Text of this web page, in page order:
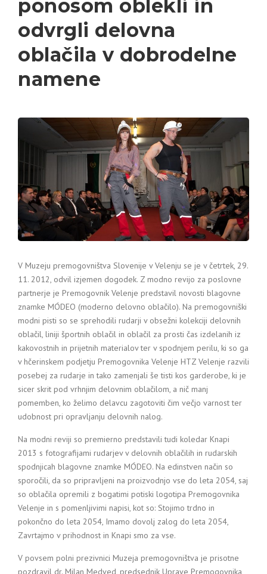
ponosom oblekli in
odvrgli delovna
oblačila v dobrodelne
namene
V Muzeju premogovništva Slovenije v Velenju se je v četrtek, 29.
11. 2012, odvil izjemen dogodek. Z modno revijo za poslovne
partnerje je Premogovnik Velenje predstavil novosti blagovne
znamke MÓDEO (moderno delovno oblačilo). Na premogovniški
modni pisti so se sprehodili rudarji v obsežni kolekciji delovnih
oblačil, liniji športnih oblačil in oblačil za prosti čas izdelanih iz
kakovostnih in prijetnih materialov ter v spodnjem perilu, ki so ga
v hčerinskem podjetju Premogovnika Velenje HTZ Velenje razvili
posebej za rudarje in tako zamenjali še tisti kos garderobe, ki je
sicer skrit pod vrhnjim delovnim oblačilom, a nič manj
pomemben, ko želimo delavcu zagotoviti čim večjo varnost ter
udobnost pri opravljanju delovnih nalog.
Na modni reviji so premierno predstavili tudi koledar Knapi
2013 s fotografijami rudarjev v delovnih oblačilih in rudarskih
spodnjicah blagovne znamke MÓDEO. Na edinstven način so
sporočili, da so pripravljeni na proizvodnjo vse do leta 2054, saj
so oblačila opremili z bogatimi potiski logotipa Premogovnika
Velenje in s pomenljivimi napisi, kot so: Stojimo trdno in
pokončno do leta 2054, Imamo dovolj zalog do leta 2054,
Zavrtajmo v prihodnost in Knapi smo za vse.
V povsem polni prezivnici Muzeja premogovništva je prisotne
pozdravil dr. Milan Medved, predsednik Uprave Premogovnika